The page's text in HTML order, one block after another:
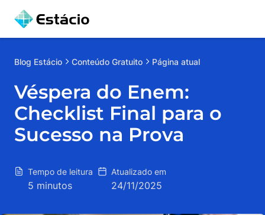
Blog Estácio Conteúdo Gratuito Página atual
Véspera do Enem:
Checklist Final para o
Sucesso na Prova
Tempo de leitura
5 minutos
Atualizado em
24/11/2025